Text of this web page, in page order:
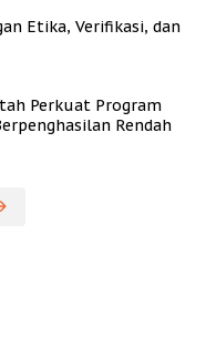
Etika, Verifikasi, dan
Perkuat Program
Rendah